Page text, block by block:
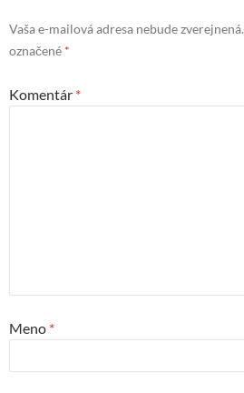
Vaša e-mailová adresa nebude zverejnená.
označené *
Komentár *
Meno *